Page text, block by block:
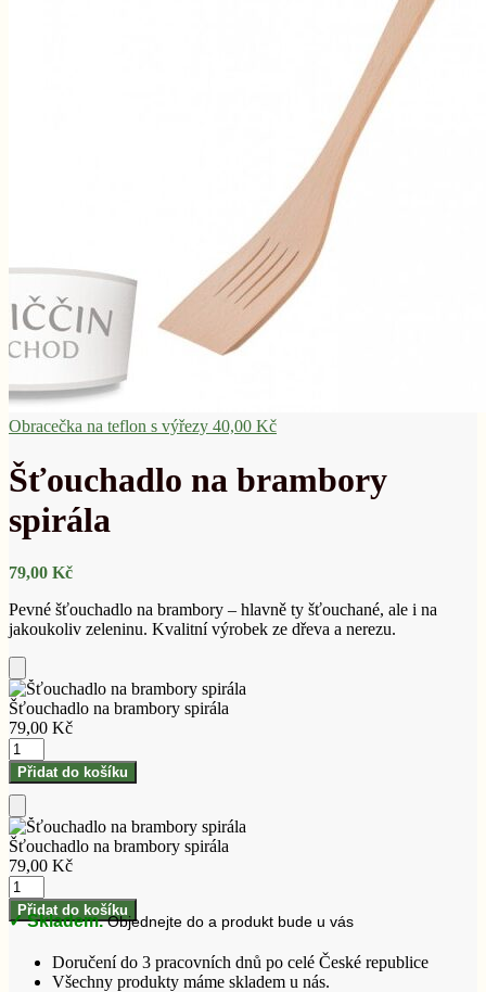
Obracečka na teflon s výřezy 40,00 Kč
Šťouchadlo na brambory
spirála
79,00 Kč
Pevné šťouchadlo na brambory – hlavně ty šťouchané, ale i na
jakoukoliv zeleninu. Kvalitní výrobek ze dřeva a nerezu.
Přidat
do
košíku
Šťouchadlo na brambory spirála
79,00 Kč
Šťouchadlo
na
brambory
množství
Přidat do košíku
Přidat
do
košíku
Šťouchadlo na brambory spirála
79,00 Kč
Šťouchadlo
na
brambory
množství
Přidat do košíku
✓ Skladem. Objednejte do a produkt bude u vás
Doručení do 3 pracovních dnů po celé České republice
Všechny produkty máme skladem u nás.